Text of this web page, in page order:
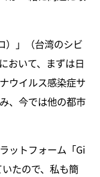
）」（台湾のシビ
おいて、まずは日
ウイルス感染症サ
、今では他の都市
ットフォーム「Gi
たので、私も簡